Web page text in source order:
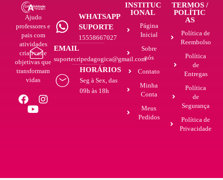
Ajudo
professores e
pais com
atividades
criativas e
objetivas que
transformam
vidas
WHATSAPP
SUPORTE
15558667027
EMAIL
suportecripedagogica@gmail.com
HORÁRIOS
Seg à Sex, das
09h às 18h
INSTITUC
IONAL
Página
Inicial
Sobre
nós
Contato
Minha
Conta
Meus
Pedidos
TERMOS /
POLÍTIC
AS
Política de
Reembolso
Política
de
Entregas
Política
de
Segurança
Política de
Privacidade